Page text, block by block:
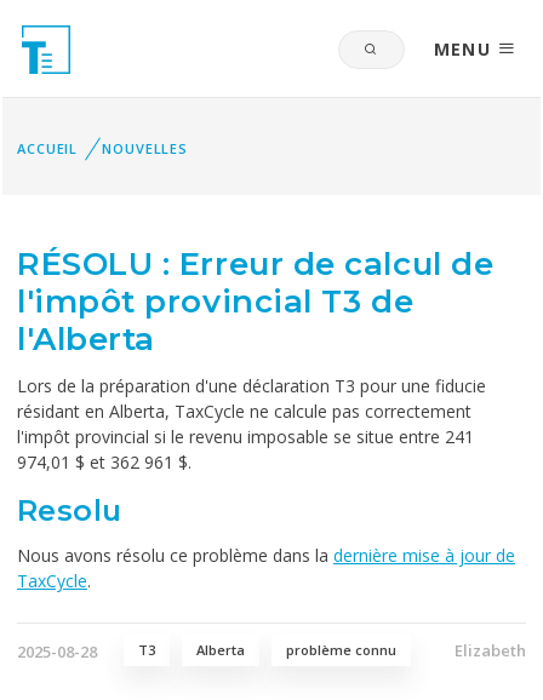
MENU
ACCUEIL NOUVELLES
RÉSOLU : Erreur de calcul de
l'impôt provincial T3 de
l'Alberta
Lors de la préparation d'une déclaration T3 pour une fiducie
résidant en Alberta, TaxCycle ne calcule pas correctement
l'impôt provincial si le revenu imposable se situe entre 241
974,01 $ et 362 961 $.
Resolu
Nous avons résolu ce problème dans la dernière mise à jour de
TaxCycle.
2025-08-28 T3 Alberta problème connu Elizabeth